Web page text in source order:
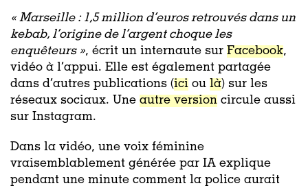
« Marseille : 1,5 million d’euros retrouvés dans un
kebab, l’origine de l’argent choque les
enquêteurs », écrit un internaute sur Facebook,
vidéo à l’appui. Elle est également partagée
dans d’autres publications (ici ou là) sur les
réseaux sociaux. Une autre version circule aussi
sur Instagram.
Dans la vidéo, une voix féminine
vraisemblablement générée par IA explique
pendant une minute comment la police aurait